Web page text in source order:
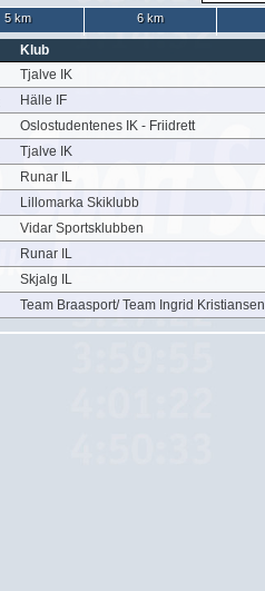
5 km 6 km
Klub
Tjalve IK
Hälle IF
Oslostudentenes IK - Friidrett
Tjalve IK
Runar IL
Lillomarka Skiklubb
Vidar Sportsklubben
Runar IL
Skjalg IL
Team Braasport/ Team Ingrid Kristiansen